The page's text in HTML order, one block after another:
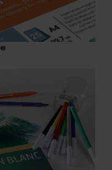
®